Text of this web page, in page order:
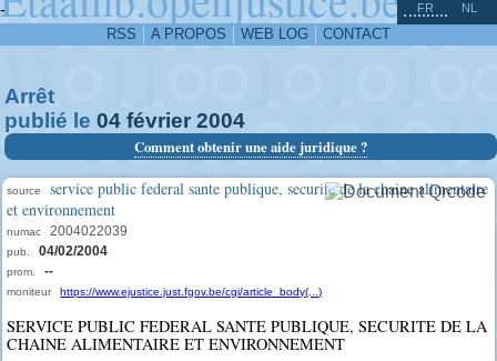
-
RSS A PROPOS WEB LOG CONTACT
FR NL
Arrêt
publié le 04 février 2004
Comment obtenir une aide juridique ?
source
service public federal sante publique, securite de la chaine alimentaire
et environnement
numac 2004022039
pub. 04/02/2004
prom. --
moniteur https://www.ejustice.just.fgov.be/cgi/article_body(...)
SERVICE PUBLIC FEDERAL SANTE PUBLIQUE, SECURITE DE LA
CHAINE ALIMENTAIRE ET ENVIRONNEMENT
^